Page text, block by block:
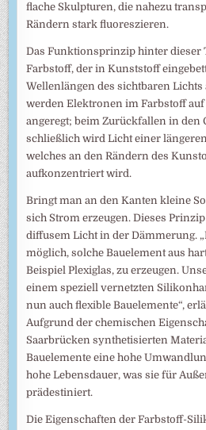
flache Skulpturen, die nahezu
Rändern stark fluoreszieren.
Das Funktionsprinzip hinter dieser
Farbstoff, der in Kunststoff
Wellenlängen des sichtbaren Lichts
werden Elektronen im Farbstoff
angeregt; beim Zurückfallen in den
schließlich wird Licht einer
welches an den Rändern des
aufkonzentriert wird.
Bringt man an den Kanten kleine
sich Strom erzeugen. Dieses
diffusem Licht in der Dämmerung.
möglich, solche Bauelement aus
Beispiel Plexiglas, zu erzeugen.
einem speziell vernetzten
nun auch flexible Bauelemente“,
Aufgrund der chemischen
Saarbrücken synthetisierten
Bauelemente eine hohe
hohe Lebensdauer, was sie für
prädestiniert.
Die Eigenschaften der Farbstoff-